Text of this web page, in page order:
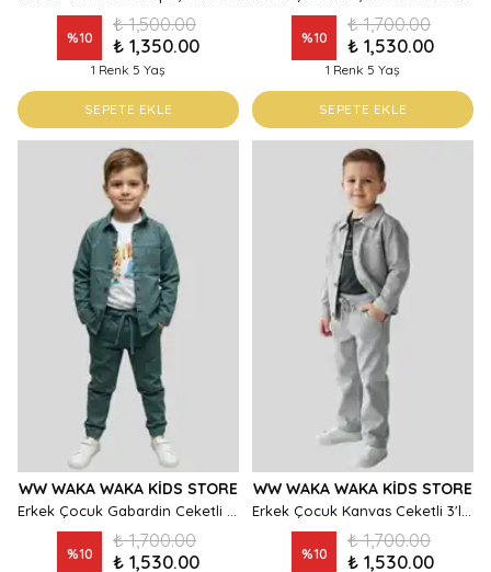
%10
₺ 1,500.00
₺ 1,350.00
1 Renk 5 Yaş
SEPETE EKLE
%10
₺ 1,700.00
₺ 1,530.00
1 Renk 5 Yaş
SEPETE EKLE
WW WAKA WAKA KIDS STORE
%10
₺ 1,700.00
₺ 1,530.00
WW WAKA WAKA KIDS STORE
%10
₺ 1,700.00
₺ 1,530.00